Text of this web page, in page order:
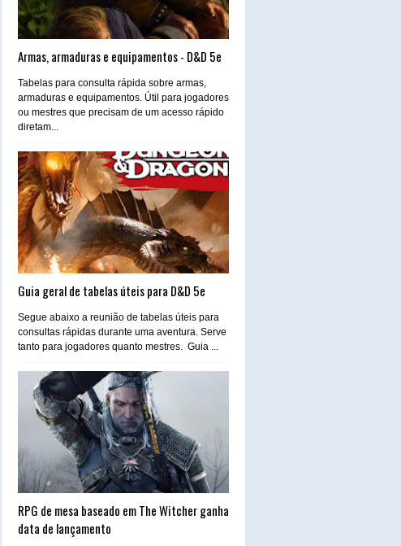
Armas, armaduras e equipamentos - D&D 5e
Tabelas para consulta rápida sobre armas,
armaduras e equipamentos. Útil para jogadores
ou mestres que precisam de um acesso rápido
diretam...
Guia geral de tabelas úteis para D&D 5e
Segue abaixo a reunião de tabelas úteis para
consultas rápidas durante uma aventura. Serve
tanto para jogadores quanto mestres. Guia ...
RPG de mesa baseado em The Witcher ganha
data de lançamento